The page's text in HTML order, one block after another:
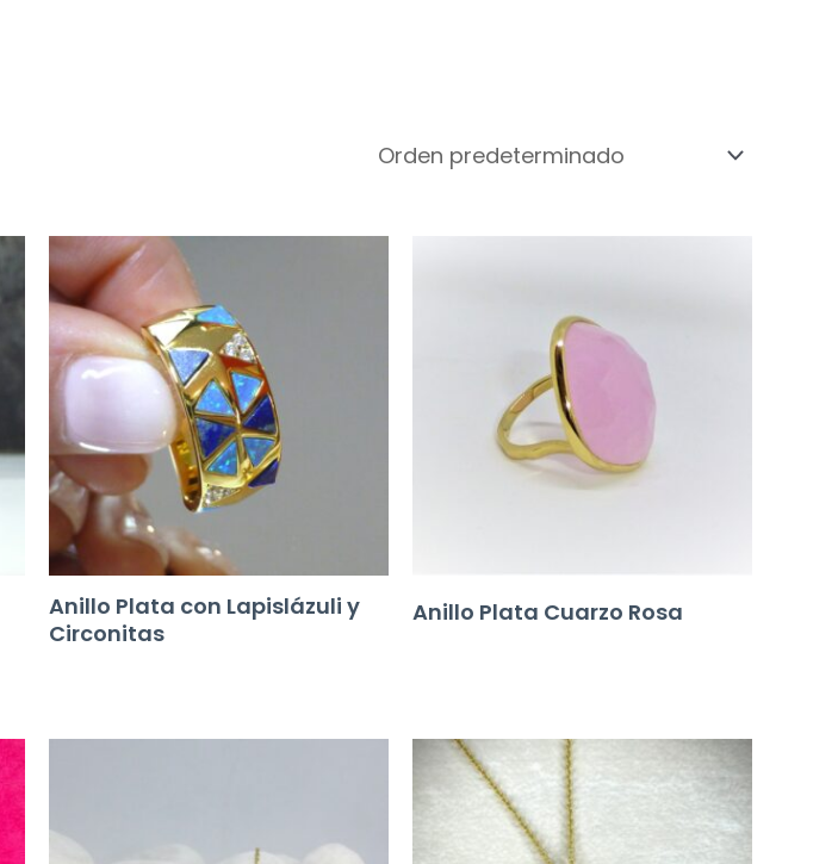
Anillo Plata con Lapislázuli y
Circonitas
Anillo Plata Cuarzo Rosa